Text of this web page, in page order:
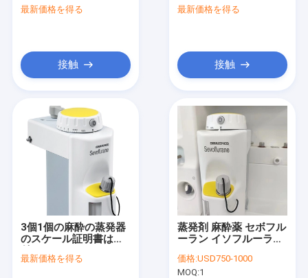
最新価格を得る
接触
最新価格を得る
接触
3個1個の麻酔の蒸発器
のスケール証明書はに
及ぶ
最新価格を得る
蒸発剤 麻酔薬 セボフル
ーラン イソフルーラン
価格:USD750-1000
MOQ:1